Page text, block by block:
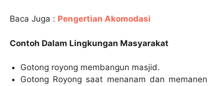
Baca Juga : Pengertian Akomodasi
Contoh Dalam Lingkungan Masyarakat
Gotong royong membangun masjid.
Gotong Royong saat menanam dan memanen